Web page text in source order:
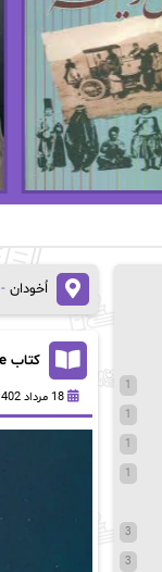
اُخودان -
کتاب pdf if he had been with me
18 مرداد 1402
1
1
1
1
3
3